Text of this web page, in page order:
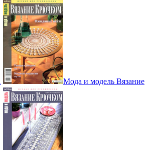
Мода и модель Вязание